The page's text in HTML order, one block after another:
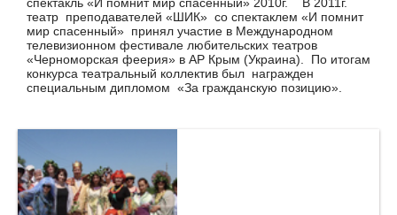
спектакль «И помнит мир спасенный» 2010г. В 2011г.
театр преподавателей «ШИК» со спектаклем «И помнит
мир спасенный» принял участие в Международном
телевизионном фестивале любительских театров
«Черноморская феерия» в АР Крым (Украина). По итогам
конкурса театральный коллектив был награжден
специальным дипломом «За гражданскую позицию».